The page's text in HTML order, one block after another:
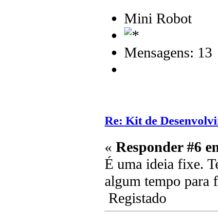
Mini Robot
Mensagens: 13
Re: Kit de
« Responder #6
É uma ideia fixe.
algum tempo para
Registado